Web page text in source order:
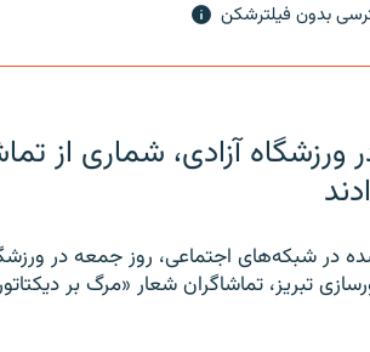
بدون فیلترشکن
ورزشگاه آزادی، شماری از
در شبکه‌های اجتماعی، روز جمعه در
تبریز، تماشاگران شعار «مرگ بر